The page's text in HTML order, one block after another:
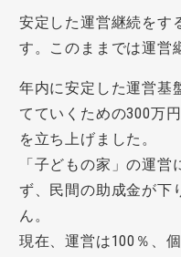
安定した運営継続をす
す。このままでは運営
年内に安定した運営基
てていくための300万
を立ち上げました。
「子どもの家」の運
ず、民間の助成金が下
ん。
現在、運営は100％、